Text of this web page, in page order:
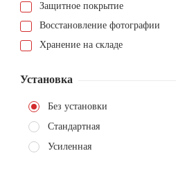
Защитное покрытие
Восстановление фотографии
Хранение на складе
Установка
Без установки
Стандартная
Усиленная